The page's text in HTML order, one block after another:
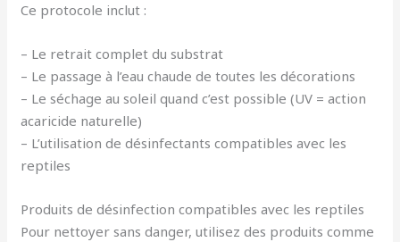
Ce protocole inclut :
– Le retrait complet du substrat
– Le passage à l’eau chaude de toutes les décorations
– Le séchage au soleil quand c’est possible (UV = action
acaricide naturelle)
– L’utilisation de désinfectants compatibles avec les
reptiles
Produits de désinfection compatibles avec les reptiles
Pour nettoyer sans danger, utilisez des produits comme